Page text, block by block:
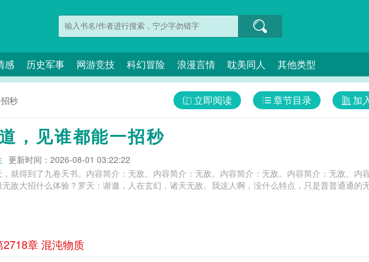
感 历史军事 网游竞技 科幻冒险 浪漫言情 耽美同人 其他类型
秒 加
章节目录
立即阅读
，见谁都能一招秒
更新时间：2026-08-01 03:22:22
，就得到了九卷天书。内容简介：无敌。内容简介：无敌。内容简介：无敌。内容简介：无敌。
无敌大招什么体验？罗天：谢邀，人在玄幻，诸天无敌。我这人啊，没什么特点，只是普普通通的
2718章 混沌物质